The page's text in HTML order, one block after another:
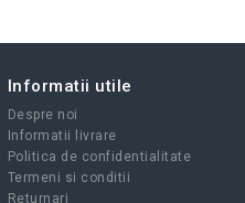
Informatii utile
Despre noi
Informatii livrare
Politica de confidentialitate
Termeni si conditii
Returnari